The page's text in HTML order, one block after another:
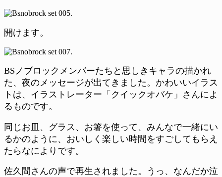
開けます。
BSノブロックメンバーたちと思しきキャラの描かれ
た、夜のメッセージが出てきました。かわいいイラス
トは、イラストレーター「クイックオバケ」さんによ
るものです。
同じお皿、グラス、お箸を使って、みんなで一緒にい
るかのように、おいしく楽しい時間をすごしてもらえ
たらなによりです。
佐久間さんの声で再生されました。うっ、なんだか泣